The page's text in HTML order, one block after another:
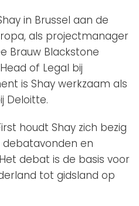
in Brussel aan de
als projectmanager
Brauw Blackstone
of Legal bij
is Shay werkzaam als
Deloitte.
houdt Shay zich bezig
en
debat is de basis voor
tot gidsland op